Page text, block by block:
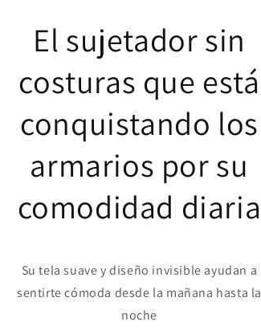
El sujetador sin
costuras que está
conquistando los
armarios por su
comodidad diaria
Su tela suave y diseño invisible ayudan a
sentirte cómoda desde la mañana hasta la
noche